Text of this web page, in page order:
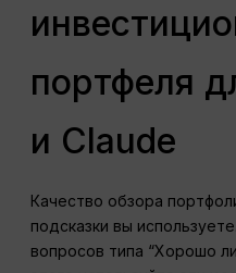
портфеля
и Claude
Качество обзора
подсказки вы
вопросов типа “Хорошо